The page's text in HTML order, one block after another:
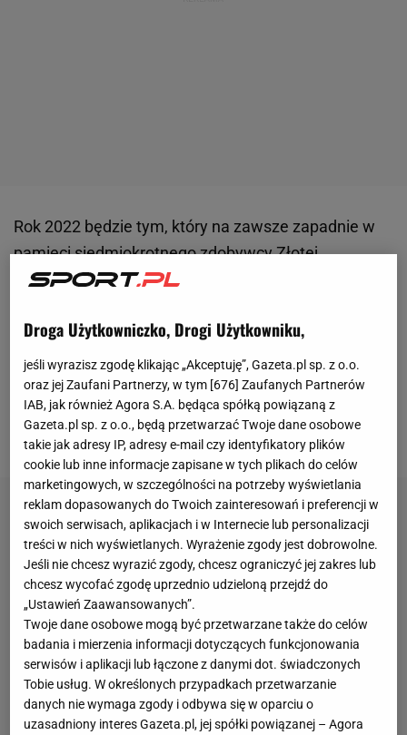
Rok 2022 będzie tym, który na zawsze zapadnie w
pamięci siedmiokrotnego zdobywcy Złotej
Piłki. Leo Messi dopiął swego. Argentyńczyk po
którego mu brakowało. W grudniu razem ze
swoją reprezentacją zdobył mistrzostwo świata, a
sam został wybrany najlepszym
piłkarzemmistrzostw. Strzelił siedem goli (dwa w
finale) i dorzucił do tego trzy asysty.
Droga Użytkowniczko, Drogi Użytkowniku,
jeśli wyrazisz zgodę klikając „Akceptuję”, Gazeta.pl sp. z o.o.
oraz jej Zaufani Partnerzy, w tym [676] Zaufanych Partnerów
IAB, jak również Agora S.A. będąca spółką powiązaną z
Gazeta.pl sp. z o.o., będą przetwarzać Twoje dane osobowe
takie jak adresy IP, adresy e-mail czy identyfikatory plików
cookie lub inne informacje zapisane w tych plikach do celów
marketingowych, w szczególności na potrzeby wyświetlania
reklam dopasowanych do Twoich zainteresowań i preferencji w
swoich serwisach, aplikacjach i w Internecie lub personalizacji
treści w nich wyświetlanych. Wyrażenie zgody jest dobrowolne.
Jeśli nie chcesz wyrazić zgody, chcesz ograniczyć jej zakres lub
chcesz wycofać zgodę uprzednio udzieloną przejdź do
„Ustawień Zaawansowanych”.
Twoje dane osobowe mogą być przetwarzane także do celów
badania i mierzenia informacji dotyczących funkcjonowania
serwisów i aplikacji lub łączone z danymi dot. świadczonych
Tobie usług. W określonych przypadkach przetwarzanie
danych nie wymaga zgody i odbywa się w oparciu o
uzasadniony interes Gazeta.pl, jej spółki powiązanej – Agora